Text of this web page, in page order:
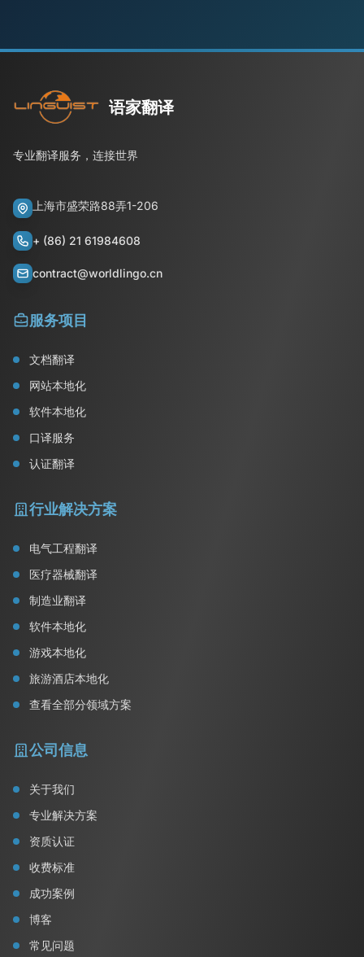
语家翻译
专业翻译服务，连接世界
上海市盛荣路88弄1-206
+ (86) 21 61984608
contract@worldlingo.cn
服务项目
文档翻译
网站本地化
软件本地化
口译服务
认证翻译
行业解决方案
电气工程翻译
医疗器械翻译
制造业翻译
软件本地化
游戏本地化
旅游酒店本地化
查看全部分领域方案
公司信息
关于我们
专业解决方案
资质认证
收费标准
成功案例
博客
常见问题